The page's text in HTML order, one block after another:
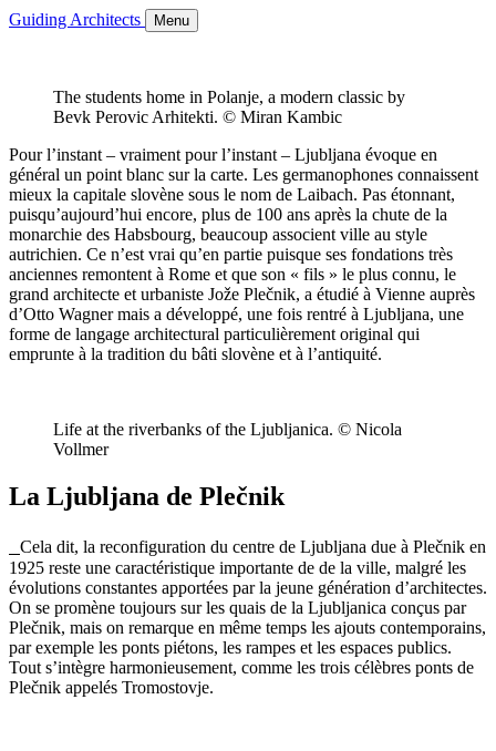
Guiding Architects Menu
The students home in Polanje, a modern classic by
Bevk Perovic Arhitekti. © Miran Kambic
Pour l’instant – vraiment pour l’instant – Ljubljana évoque en
général un point blanc sur la carte. Les germanophones connaissent
mieux la capitale slovène sous le nom de Laibach. Pas étonnant,
puisqu’aujourd’hui encore, plus de 100 ans après la chute de la
monarchie des Habsbourg, beaucoup associent ville au style
autrichien. Ce n’est vrai qu’en partie puisque ses fondations très
anciennes remontent à Rome et que son « fils » le plus connu, le
grand architecte et urbaniste Jože Plečnik, a étudié à Vienne auprès
d’Otto Wagner mais a développé, une fois rentré à Ljubljana, une
forme de langage architectural particulièrement original qui
emprunte à la tradition du bâti slovène et à l’antiquité.
Life at the riverbanks of the Ljubljanica. © Nicola
Vollmer
La Ljubljana de Plečnik
Cela dit, la reconfiguration du centre de Ljubljana due à Plečnik en
1925 reste une caractéristique importante de de la ville, malgré les
évolutions constantes apportées par la jeune génération d’architectes.
On se promène toujours sur les quais de la Ljubljanica conçus par
Plečnik, mais on remarque en même temps les ajouts contemporains,
par exemple les ponts piétons, les rampes et les espaces publics.
Tout s’intègre harmonieusement, comme les trois célèbres ponts de
Plečnik appelés Tromostovje.